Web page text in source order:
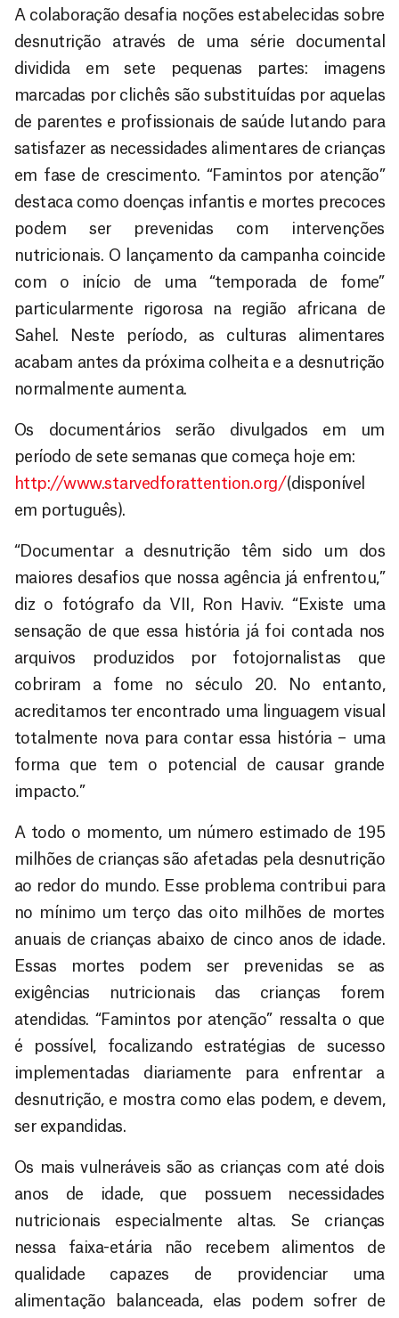
A colaboração desafia noções estabelecidas sobre
desnutrição através de uma série documental
dividida em sete pequenas partes: imagens
marcadas por clichês são substituídas por aquelas
de parentes e profissionais de saúde lutando para
satisfazer as necessidades alimentares de crianças
em fase de crescimento. “Famintos por atenção”
destaca como doenças infantis e mortes precoces
podem ser prevenidas com intervenções
nutricionais. O lançamento da campanha coincide
com o início de uma “temporada de fome”
particularmente rigorosa na região africana de
Sahel. Neste período, as culturas alimentares
acabam antes da próxima colheita e a desnutrição
normalmente aumenta.
Os documentários serão divulgados em um
período de sete semanas que começa hoje em:
http://www.starvedforattention.org/(disponível
em português).
“Documentar a desnutrição têm sido um dos
maiores desafios que nossa agência já enfrentou,”
diz o fotógrafo da VII, Ron Haviv. “Existe uma
sensação de que essa história já foi contada nos
arquivos produzidos por fotojornalistas que
cobriram a fome no século 20. No entanto,
acreditamos ter encontrado uma linguagem visual
totalmente nova para contar essa história – uma
forma que tem o potencial de causar grande
impacto.”
A todo o momento, um número estimado de 195
milhões de crianças são afetadas pela desnutrição
ao redor do mundo. Esse problema contribui para
no mínimo um terço das oito milhões de mortes
anuais de crianças abaixo de cinco anos de idade.
Essas mortes podem ser prevenidas se as
exigências nutricionais das crianças forem
atendidas. “Famintos por atenção” ressalta o que
é possível, focalizando estratégias de sucesso
implementadas diariamente para enfrentar a
desnutrição, e mostra como elas podem, e devem,
ser expandidas.
Os mais vulneráveis são as crianças com até dois
anos de idade, que possuem necessidades
nutricionais especialmente altas. Se crianças
nessa faixa-etária não recebem alimentos de
qualidade capazes de providenciar uma
alimentação balanceada, elas podem sofrer de